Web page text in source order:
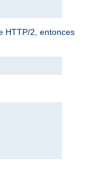
HTTP/2, entonces